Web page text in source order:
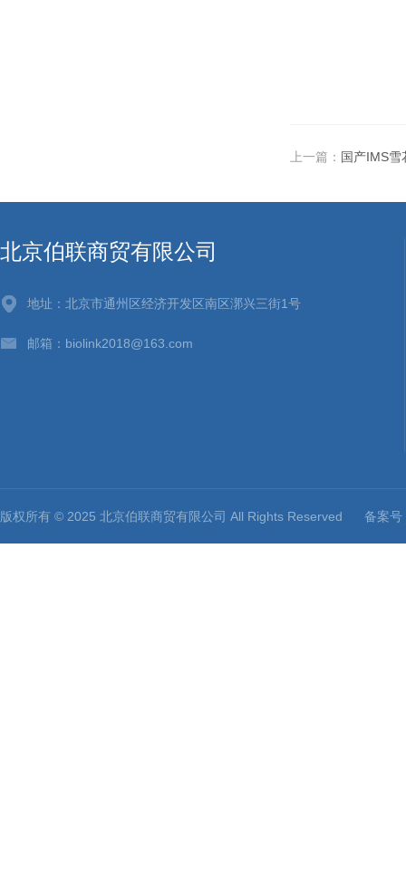
上一篇： 国产IMS雪
北京伯联商贸有限公司
地址：北京市通州区经济开发区南区漷兴三街1号
邮箱：biolink2018@163.com
版权所有 © 2025 北京伯联商贸有限公司 All Rights Reserved 备案号